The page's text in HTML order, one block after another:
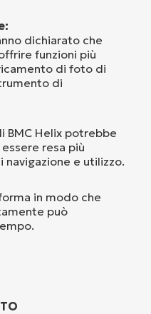
dichiarato che
funzioni più
di foto di
di
BMC Helix potrebbe
resa più
e utilizzo.
in modo che
può